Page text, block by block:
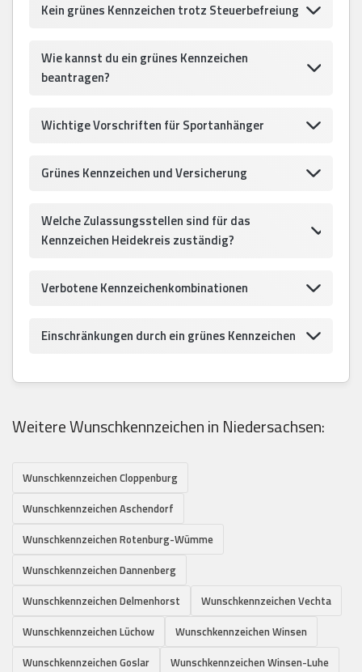
Kein grünes Kennzeichen trotz Steuerbefreiung
Wie kannst du ein grünes Kennzeichen
beantragen?
Wichtige Vorschriften für Sportanhänger
Grünes Kennzeichen und Versicherung
Welche Zulassungsstellen sind für das
Kennzeichen Heidekreis zuständig?
Verbotene Kennzeichenkombinationen
Einschränkungen durch ein grünes Kennzeichen
Weitere Wunschkennzeichen in Niedersachsen:
Wunschkennzeichen Cloppenburg
Wunschkennzeichen Aschendorf
Wunschkennzeichen Rotenburg-Wümme
Wunschkennzeichen Dannenberg
Wunschkennzeichen Delmenhorst
Wunschkennzeichen Vechta
Wunschkennzeichen Lüchow
Wunschkennzeichen Winsen
Wunschkennzeichen Goslar
Wunschkennzeichen Winsen-Luhe